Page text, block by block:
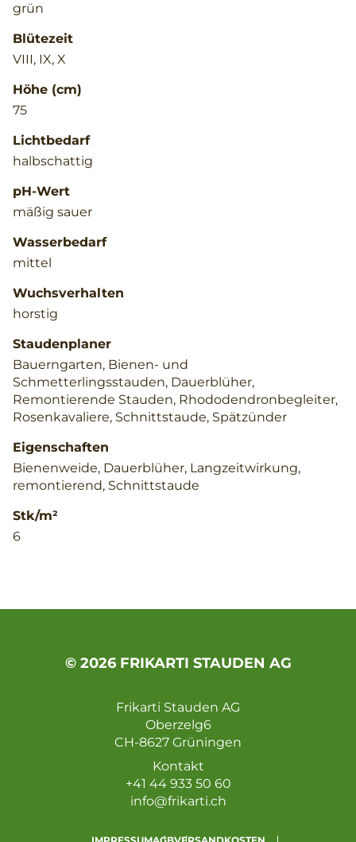
grün
Blütezeit
VIII, IX, X
Höhe (cm)
75
Lichtbedarf
halbschattig
pH-Wert
mäßig sauer
Wasserbedarf
mittel
Wuchsverhalten
horstig
Staudenplaner
Bauerngarten, Bienen- und
Schmetterlingsstauden, Dauerblüher,
Remontierende Stauden, Rhododendronbegleiter,
Rosenkavaliere, Schnittstaude, Spätzünder
Eigenschaften
Bienenweide, Dauerblüher, Langzeitwirkung,
remontierend, Schnittstaude
Stk/m²
6
© 2026 FRIKARTI STAUDEN AG
Frikarti Stauden AG
Oberzelg6
CH-8627 Grüningen
Kontakt
+41 44 933 50 60
info@frikarti.ch